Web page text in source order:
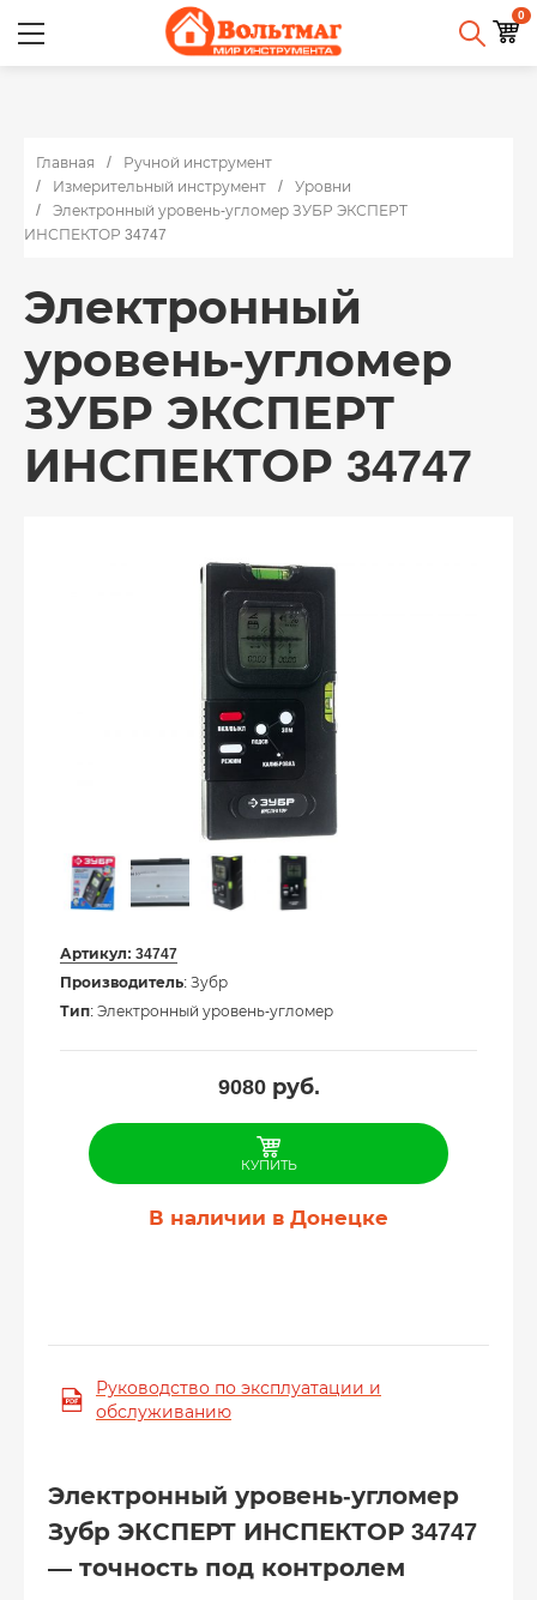
0
Главная
Ручной инструмент
Измерительный инструмент
Уровни
Электронный уровень-угломер ЗУБР ЭКСПЕРТ
ИНСПЕКТОР 34747
Электронный
уровень-угломер
ЗУБР ЭКСПЕРТ
ИНСПЕКТОР 34747
Артикул: 34747
Производитель: Зубр
Тип: Электронный уровень-угломер
9080руб.
КУПИТЬ
В наличии в Донецке
Руководство по эксплуатации и
обслуживанию
Электронный уровень-угломер
Зубр ЭКСПЕРТ ИНСПЕКТОР 34747
— точность под контролем